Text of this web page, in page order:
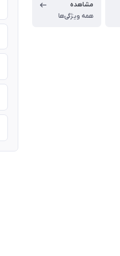
مشاهده
همه ویژگی‌ها